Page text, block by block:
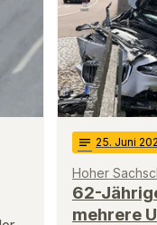
notes 25. Juni
Hoher
62-
mehrere